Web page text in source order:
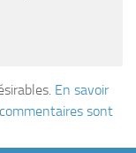
En savoir
sont